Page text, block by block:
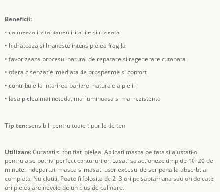
Beneficii:
• calmeaza instantaneu iritatiile si roseata
• hidrateaza si hraneste intens pielea fragila
• favorizeaza procesul natural de reparare si regenerare cutanata
• ofera o senzatie imediata de prospetime si confort
• contribuie la intarirea barierei naturale a pielii
• lasa pielea mai neteda, mai luminoasa si mai rezistenta
Tip ten:sensibil, pentru toate tipurile de ten
Utilizare:Curatati si tonifiati pielea. Aplicati masca pe fata si ajustati-o
pentru a se potrivi perfect contururilor. Lasati sa actioneze timp de 10–20 de
minute. Indepartati masca si masati usor excesul de ser pana la absorbtia
completa. Nu clatiti. Poate fi folosita de 2–3 ori pe saptamana sau ori de cate
ori pielea are nevoie de un plus de calmare.